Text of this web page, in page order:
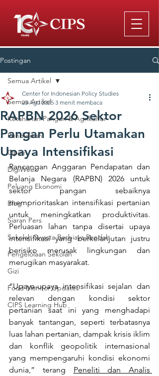
Postingan
Semua Artikel
Ketahanan Pangan & Agrikultur
Pendidikan
Opini
DigiWeek
Peluang Ekonomi
Blog
Siaran Pers
Sekolah Swasta Berbiaya Rendah
Pengelolaan Sekolah
Gizi
Food Monitor Updates
CIPS Learning Hub
Semua Artikel
RAPBN 2026 Sektor
Pangan Perlu Utamakan
Upaya Intensifikasi
Center for Indonesian Policy Studies
25 Agu 2025 3 menit membaca
Rancangan Anggaran Pendapatan dan
Belanja Negara (RAPBN) 2026 untuk
sektor pangan sebaiknya
memprioritaskan intensifikasi pertanian
untuk meningkatkan produktivitas.
Perluasan lahan tanpa disertai upaya
intensifikasi yang berkelanjutan justru
berisiko merusak lingkungan dan
merugikan masyarakat.
“Upaya-upaya intensifikasi sejalan dan
relevan dengan kondisi sektor
pertanian saat ini yang menghadapi
banyak tantangan, seperti terbatasnya
luas lahan pertanian, dampak krisis iklim
dan konflik geopolitik internasional
yang mempengaruhi kondisi ekonomi
dunia,” terang Peneliti dan Analis